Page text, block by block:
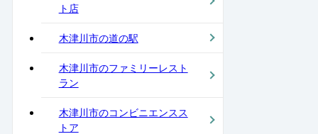
ト店
木津川市の道の駅
木津川市のファミリーレスト
ラン
木津川市のコンビニエンスス
トア